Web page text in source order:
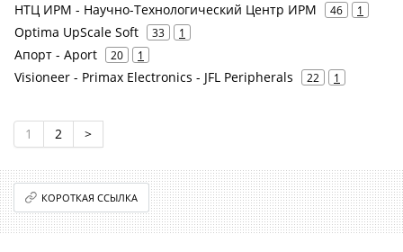
НТЦ ИРМ - Научно-Технологический Центр ИРМ 46 1
Optima UpScale Soft 33 1
Апорт - Aport 20 1
Visioneer - Primax Electronics - JFL Peripherals 22 1
1 2 >
КОРОТКАЯ ССЫЛКА